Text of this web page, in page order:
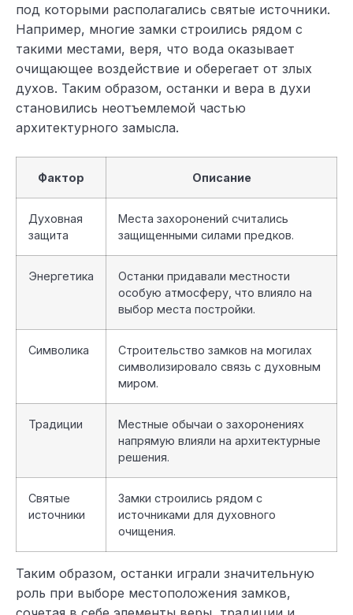
под которыми располагались святые источники.
Например, многие замки строились рядом с
такими местами, веря, что вода оказывает
очищающее воздействие и оберегает от злых
духов. Таким образом, останки и вера в духи
становились неотъемлемой частью
архитектурного замысла.
Фактор Описание
Духовная
защита
Места захоронений считались
защищенными силами предков.
Энергетика
Останки придавали местности
особую атмосферу, что влияло на
выбор места постройки.
Символика
Строительство замков на могилах
символизировало связь с духовным
миром.
Традиции
Местные обычаи о захоронениях
напрямую влияли на архитектурные
решения.
Святые
источники
Замки строились рядом с
источниками для духовного
очищения.
Таким образом, останки играли значительную
роль при выборе местоположения замков,